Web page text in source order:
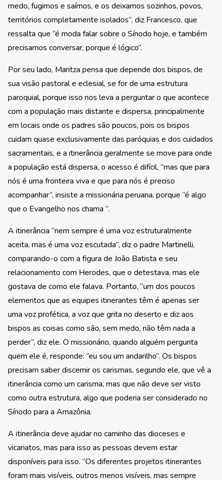
medo, fugimos e saímos, e os deixamos sozinhos, povos,
territórios completamente isolados”, diz Francesco, que
ressalta que “é moda falar sobre o Sínodo hoje, e também
precisamos conversar, porque é lógico”.
Por seu lado, Maritza pensa que depende dos bispos, de
sua visão pastoral e eclesial, se for de uma estrutura
paroquial, porque isso nos leva a perguntar o que acontece
com a população mais distante e dispersa, principalmente
em locais onde os padres são poucos, pois os bispos
cuidam quase exclusivamente das paróquias e dos cuidados
sacramentais, e a itinerância geralmente se move para onde
a população está dispersa, o acesso é difícil, “mas que para
nós é uma fronteira viva e que para nós é preciso
acompanhar”, insiste a missionária peruana, porque “é algo
que o Evangelho nos chama ”.
A itinerância “nem sempre é uma voz estruturalmente
aceita, mas é uma voz escutada”, diz o padre Martinelli,
comparando-o com a figura de João Batista e seu
relacionamento com Herodes, que o detestava, mas ele
gostava de como ele falava. Portanto, “um dos poucos
elementos que as equipes itinerantes têm é apenas ser
uma voz profética, a voz que grita no deserto e diz aos
bispos as coisas como são, sem medo, não têm nada a
perder”, diz ele. O missionário, quando alguém pergunta
quem ele é, responde: “eu sou um andarilho”. Os bispos
precisam saber discernir os carismas, segundo ele, que vê a
itinerância como um carisma, mas que não deve ser visto
como outra estrutura, algo que poderia ser considerado no
Sínodo para a Amazônia.
A itinerância deve ajudar no caminho das dioceses e
vicariatos, mas para isso as pessoas devem estar
disponíveis para isso. “Os diferentes projetos itinerantes
foram mais visíveis, outros menos visíveis, mas sempre